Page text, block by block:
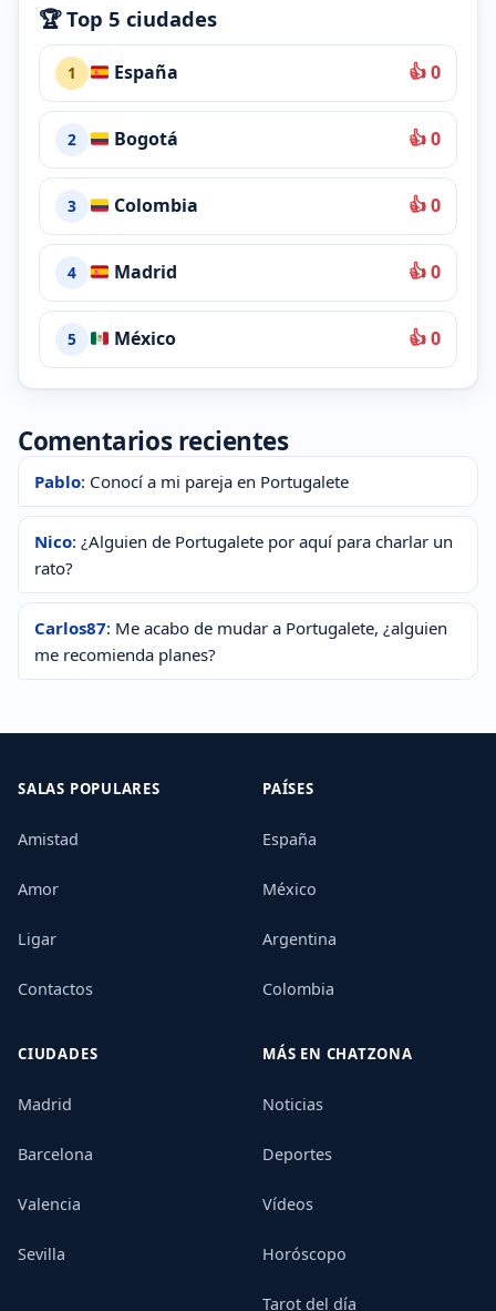
🏆 Top 5 ciudades
1 España 👍 0
2 Bogotá 👍 0
3 Colombia 👍 0
4 Madrid 👍 0
5 México 👍 0
Comentarios recientes
Pablo: Conocí a mi pareja en Portugalete
Nico: ¿Alguien de Portugalete por aquí para charlar un
rato?
Carlos87: Me acabo de mudar a Portugalete, ¿alguien
me recomienda planes?
SALAS POPULARES
Amistad
Amor
Ligar
Contactos
PAÍSES
España
México
Argentina
Colombia
CIUDADES
Madrid
Barcelona
Valencia
Sevilla
MÁS EN CHATZONA
Noticias
Deportes
Vídeos
Horóscopo
Tarot del día